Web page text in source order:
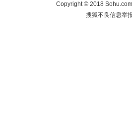
Copyright©2018
搜狐不良信息举